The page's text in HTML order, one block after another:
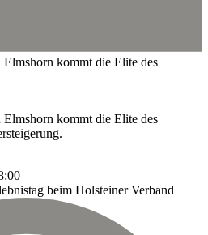
kommt die Elite des
kommt die Elite des
beim Holsteiner Verband